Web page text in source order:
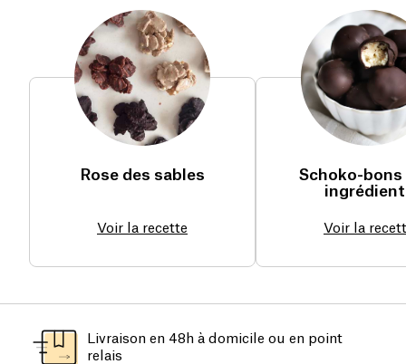
Rose des sables
Voir la recette
Schoko-bons
Voir la
Livraison en 48h à domicile ou en point
relais